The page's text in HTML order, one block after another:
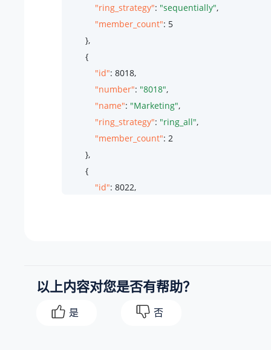
"ring_strategy": "sequentially",
"member_count": 5
        },
        {
"id": 8018,
"number": "8018",
"name": "Marketing",
"ring_strategy": "ring_all",
"member_count": 2
        },
        {
"id": 8022,
    ]
以上内容对您是否有帮助？
是 否